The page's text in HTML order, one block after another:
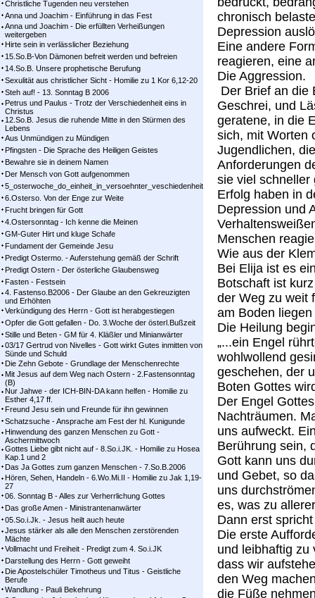
Christliche Tugenden neu verstehen
Anna und Joachim - Einführung in das Fest
Anna und Joachim - Die erfüllten Verheißungen
weitergeben
Hirte sein in verlässlicher Beziehung
15.So.B-Von Dämonen befreit werden und befreien
14.So.B. Unsere prophetische Berufung
Sexulität aus christlicher Sicht - Homilie zu 1 Kor 6,12-20
Steh auf! - 13. Sonntag B 2006
Petrus und Paulus - Trotz der Verschiedenheit eins in
Christus
12.So.B. Jesus die ruhende Mitte in den Stürmen des
Lebens
Aus Unmündigen zu Mündigen
Pfingsten - Die Sprache des Heiligen Geistes
Bewahre sie in deinem Namen
Der Mensch von Gott aufgenommen
5_osterwoche_do_einheit_in_versoehnter_veschiedenheit
6.Osterso. Von der Enge zur Weite
Frucht bringen für Gott
4.Ostersonntag - Ich kenne die Meinen
GM-Guter Hirt und kluge Schafe
Fundament der Gemeinde Jesu
Predigt Ostermo. - Auferstehung gemäß der Schrift
Predigt Ostern - Der österliche Glaubensweg
Fasten - Festsein
4. Fastenso.B2006 - Der Glaube an den Gekreuzigten
und Erhöhten
Verkündigung des Herrn - Gott ist herabgestiegen
Opfer die Gott gefallen - Do. 3.Woche der österl.Bußzeit
Stille und Beten - GM für 4. Kläßler und Minianwärter
03/17 Gertrud von Nivelles - Gott wirkt Gutes inmitten von
Sünde und Schuld
Die Zehn Gebote - Grundlage der Menschenrechte
Mit Jesus auf dem Weg nach Ostern - 2.Fastensonntag
(B)
Nur Jahwe - der ICH-BIN-DA kann helfen - Homilie zu
Esther 4,17 ff.
Freund Jesu sein und Freunde für ihn gewinnen
Schatzsuche - Ansprache am Fest der hl. Kunigunde
Hinwendung des ganzen Menschen zu Gott -
Aschermittwoch
Gottes Liebe gibt nicht auf - 8.So.i.JK. - Homilie zu Hosea
Kap.1 und 2
Das Ja Gottes zum ganzen Menschen - 7.So.B.2006
Hören, Sehen, Handeln - 6.Wo.Mi.II - Homilie zu Jak 1,19-
27
06. Sonntag B - Alles zur Verherrlichung Gottes
Das große Amen - Ministrantenanwärter
05.So.i.Jk. - Jesus heilt auch heute
Jesus stärker als alle den Menschen zerstörenden
Mächte
Vollmacht und Freiheit - Predigt zum 4. So.i.JK
Darstellung des Herrn - Gott geweiht
Die Apostelschüler Timotheus und Titus - Geistliche
Berufe
Wandlung - Pauli Bekehrung
chronisch
Depression
Eine andere
reagieren, eine
Die Aggression.
Der Brief an die
Geschrei, und
geratene, in die
sich, mit Worten
Jugendlichen,
Anforderungen
sie viel schneller
Erfolg haben in
Depression und
Menschen
Wie aus der
Bei Elija ist es
Botschaft ist
der Weg zu weit
am Boden
Die Heilung
„...ein Engel
wohlwollend
geschehen, der
Boten Gottes
Der Engel
Nachträumen.
uns aufweckt.
Berührung sein,
Gott kann uns
und Gebet, so
uns
es, was zu
Dann erst
Die erste
und leibhaftig zu
dass wir
den Weg
die Füße